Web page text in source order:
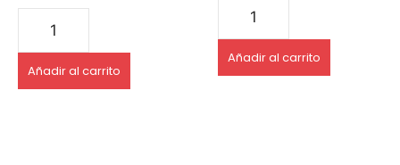
Añadir al carrito
Añadir al carrito